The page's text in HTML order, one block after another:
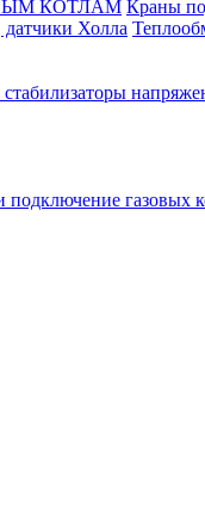
КОТЛАМ Краны
датчики Холла
подключение газовых